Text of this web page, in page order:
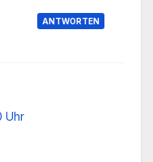
ANTWORTEN
Uhr